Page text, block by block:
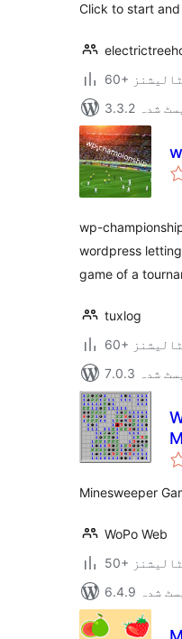
Click to start
شدہ
wp-
wordpress
game of a
tuxlog
شدہ
Minesweeper
WoPo Web
شدہ